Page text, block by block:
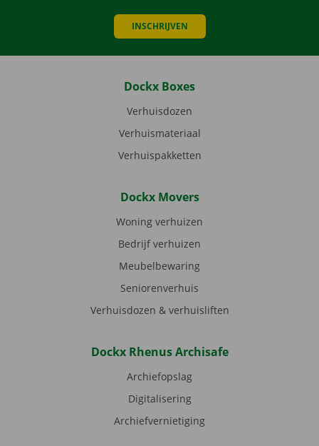
INSCHRIJVEN
Dockx Boxes
Verhuisdozen
Verhuismateriaal
Verhuispakketten
Dockx Movers
Woning verhuizen
Bedrijf verhuizen
Meubelbewaring
Seniorenverhuis
Verhuisdozen & verhuisliften
Dockx Rhenus Archisafe
Archiefopslag
Digitalisering
Archiefvernietiging